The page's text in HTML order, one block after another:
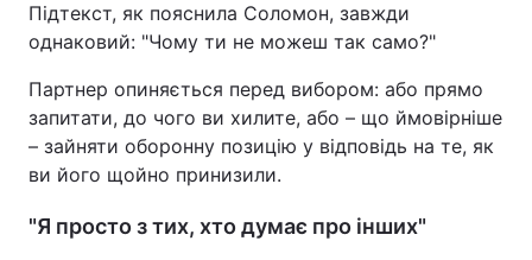
Підтекст, як пояснила Соломон, завжди
однаковий: "Чому ти не можеш так само?"
Партнер опиняється перед вибором: або прямо
запитати, до чого ви хилите, або – що ймовірніше
– зайняти оборонну позицію у відповідь на те, як
ви його щойно принизили.
"Я просто з тих, хто думає про інших"